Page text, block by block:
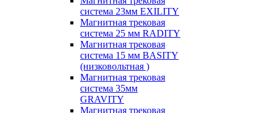
система 23мм EXILITY
Магнитная трековая
система 25 мм RADITY
Магнитная трековая
система 15 мм BASITY
(низковольтная )
Магнитная трековая
система 35мм
GRAVITY
Магнитная трековая